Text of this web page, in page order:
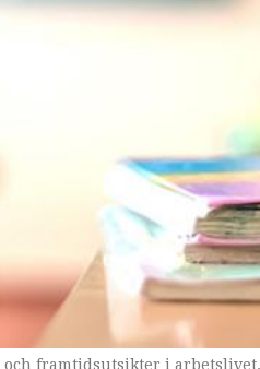
och framtidsutsikter i arbetslivet.